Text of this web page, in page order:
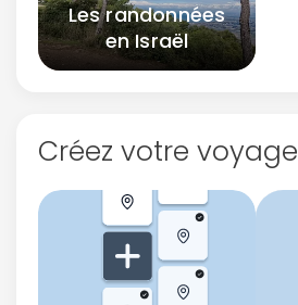
Les randonnées
en Israël
Créez votre voyage